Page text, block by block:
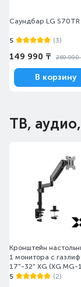
Саундбар LG S70TR
5 (3)
149 990 ₸ 269 990
В корзину
ТВ,
Кронштейн
1 монитора с
17"-32" XG (XG MG-
5
(2)